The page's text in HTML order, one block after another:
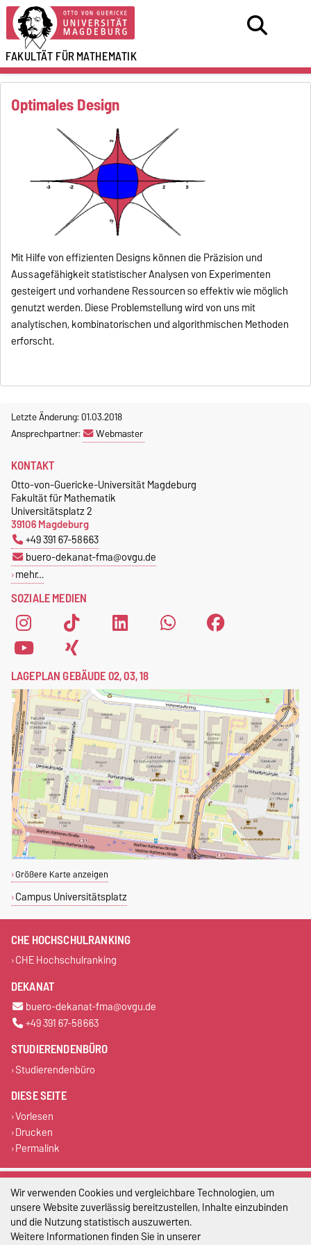
FAKULTÄT FÜRMATHEMATIK
Optimales Design
Mit Hilfe von effizienten Designs können die Präzision und
Aussagefähigkeit statistischer Analysen von Experimenten
gesteigert und vorhandene Ressourcen so effektiv wie möglich
genutzt werden. Diese Problemstellung wird von uns mit
analytischen, kombinatorischen und algorithmischen Methoden
erforscht.
Letzte Änderung: 01.03.2018
Ansprechpartner:
Webmaster
SOZIALE MEDIEN
KONTAKT
Otto-von-Guericke-Universität Magdeburg
Fakultät für Mathematik
Universitätsplatz 2
39106 Magdeburg
+49 391 67-58663
buero-dekanat-fma@ovgu.de
mehr…
LAGEPLAN GEBÄUDE 02, 03, 18
Größere Karte anzeigen
Campus Universitätsplatz
CHE HOCHSCHULRANKING
CHE Hochschulranking
DEKANAT
buero-dekanat-fma@ovgu.de
+49 391 67-58663
STUDIERENDENBÜRO
Studierendenbüro
DIESE SEITE
Vorlesen
Drucken
Permalink
Impressum
Datenschutz
Barrierefreiheit
Wir verwenden Cookies und vergleichbare Technologien, um
unsere Website zuverlässig bereitzustellen, Inhalte einzubinden
und die Nutzung statistisch auszuwerten.
Weitere Informationen finden Sie in unserer